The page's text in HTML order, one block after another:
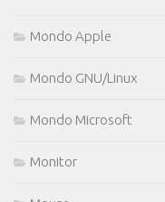
Mondo Apple
Mondo GNU/Linux
Mondo Microsoft
Monitor